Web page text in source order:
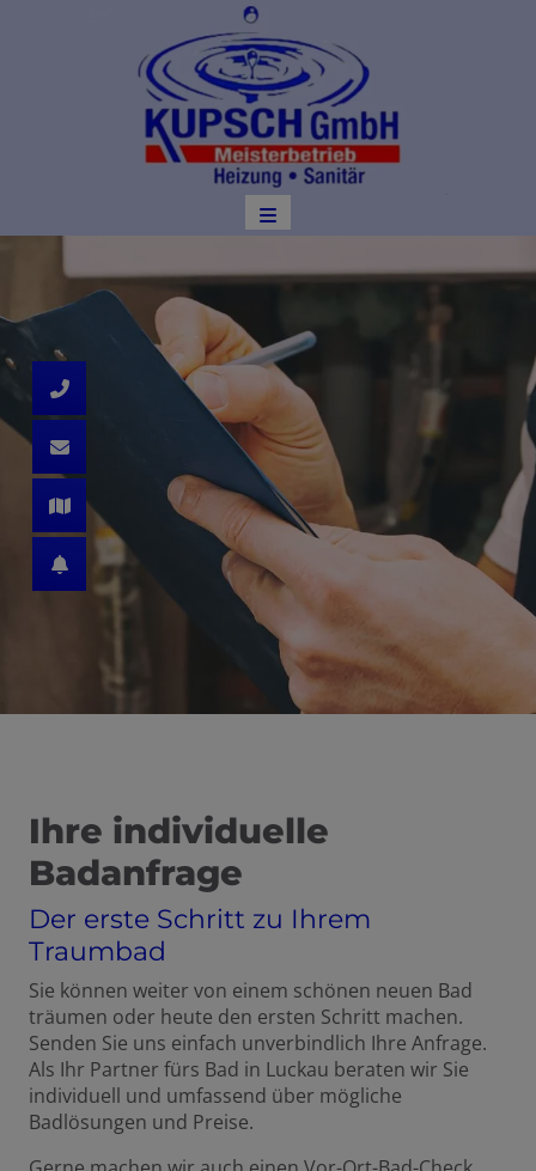
Ihre individuelle
Badanfrage
Der erste Schritt zu Ihrem
Traumbad
Sie können weiter von einem schönen neuen Bad
träumen oder heute den ersten Schritt machen.
Senden Sie uns einfach unverbindlich Ihre Anfrage.
Als Ihr Partner fürs Bad in Luckau beraten wir Sie
individuell und umfassend über mögliche
Badlösungen und Preise.
schließen
schließen